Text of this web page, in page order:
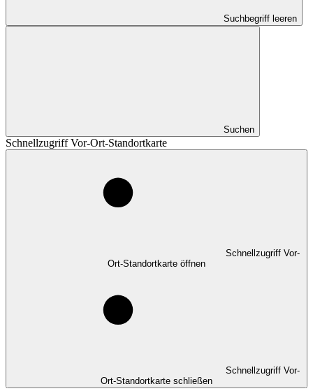
Suchbegriff leeren
Suchen
Schnellzugriff Vor-Ort-Standortkarte
Schnellzugriff Vor-
Ort-Standortkarte öffnen
Schnellzugriff Vor-
Ort-Standortkarte schließen